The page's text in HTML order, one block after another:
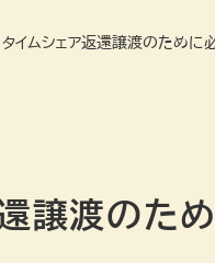
タイムシェア返還譲渡のために
還譲渡のた